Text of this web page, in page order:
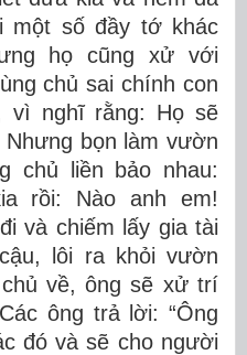
một số đầy tớ khác
họ cũng xử với
chủ sai chính con
vì nghĩ rằng: Họ sẽ
bọn làm vườn
chủ liền bảo nhau:
rồi: Nào anh em!
và chiếm lấy gia tài
lôi ra khỏi vườn
về, ông sẽ xử trí
ông trả lời: “Ông
đó và sẽ cho người